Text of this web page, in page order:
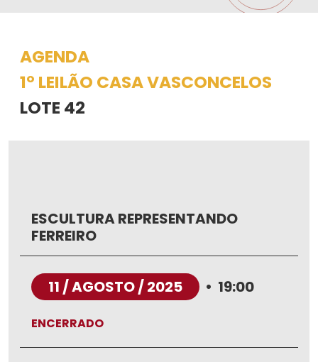
AGENDA
1º LEILÃO CASA VASCONCELOS
LOTE 42
ESCULTURA REPRESENTANDO
FERREIRO
11 / AGOSTO / 2025 • 19:00
ENCERRADO